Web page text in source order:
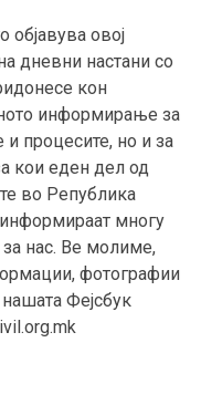
овој
дневни настани со
кон
информирање за
и процесите, но и за
кои еден дел од
во Република
многу
нас. Ве молиме,
фотографии
Фејсбук